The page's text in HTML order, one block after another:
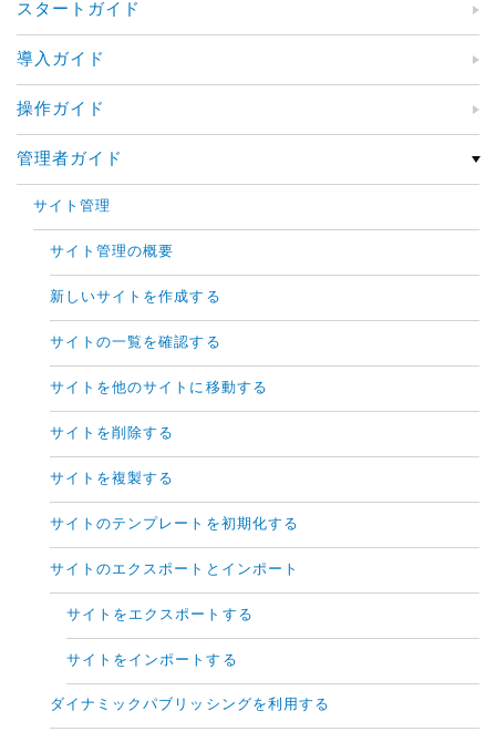
スタートガイド
導入ガイド
操作ガイド
管理者ガイド
サイト管理
サイト管理の概要
新しいサイトを作成する
サイトの一覧を確認する
サイトを他のサイトに移動する
サイトを削除する
サイトを複製する
サイトのテンプレートを初期化する
サイトのエクスポートとインポート
サイトをエクスポートする
サイトをインポートする
ダイナミックパブリッシングを利用する